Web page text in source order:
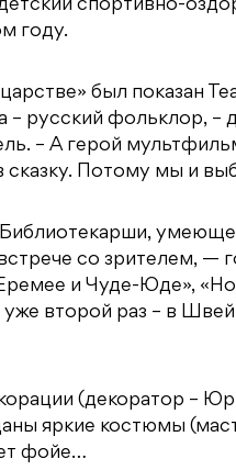
спортивно-
году.
был показан
– русский фольклор, –
– А герой
сказку. Потому мы и
со зрителем, —
и Чуде-Юде»,
уже второй раз – в
(декоратор –
яркие костюмы
фойе…